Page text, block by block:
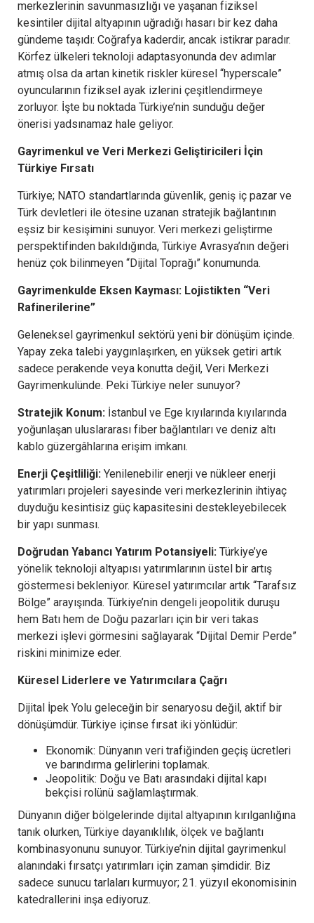
merkezlerinin savunmasızlığı ve yaşanan fiziksel
kesintiler dijital altyapının uğradığı hasarı bir kez daha
gündeme taşıdı: Coğrafya kaderdir, ancak istikrar paradır.
Körfez ülkeleri teknoloji adaptasyonunda dev adımlar
atmış olsa da artan kinetik riskler küresel “hyperscale”
oyuncularının fiziksel ayak izlerini çeşitlendirmeye
zorluyor. İşte bu noktada Türkiye’nin sunduğu değer
önerisi yadsınamaz hale geliyor.
Gayrimenkul ve Veri Merkezi Geliştiricileri İçin
Türkiye Fırsatı
Türkiye; NATO standartlarında güvenlik, geniş iç pazar ve
Türk devletleri ile ötesine uzanan stratejik bağlantının
eşsiz bir kesişimini sunuyor. Veri merkezi geliştirme
perspektifinden bakıldığında, Türkiye Avrasya’nın değeri
henüz çok bilinmeyen “Dijital Toprağı” konumunda.
Gayrimenkulde Eksen Kayması: Lojistikten “Veri
Rafinerilerine”
Geleneksel gayrimenkul sektörü yeni bir dönüşüm içinde.
Yapay zeka talebi yaygınlaşırken, en yüksek getiri artık
sadece perakende veya konutta değil, Veri Merkezi
Gayrimenkulünde. Peki Türkiye neler sunuyor?
Stratejik Konum: İstanbul ve Ege kıyılarında kıyılarında
yoğunlaşan uluslararası fiber bağlantıları ve deniz altı
kablo güzergâhlarına erişim imkanı.
Enerji Çeşitliliği: Yenilenebilir enerji ve nükleer enerji
yatırımları projeleri sayesinde veri merkezlerinin ihtiyaç
duyduğu kesintisiz güç kapasitesini destekleyebilecek
bir yapı sunması.
Doğrudan Yabancı Yatırım Potansiyeli: Türkiye’ye
yönelik teknoloji altyapısı yatırımlarının üstel bir artış
göstermesi bekleniyor. Küresel yatırımcılar artık “Tarafsız
Bölge” arayışında. Türkiye’nin dengeli jeopolitik duruşu
hem Batı hem de Doğu pazarları için bir veri takas
merkezi işlevi görmesini sağlayarak “Dijital Demir Perde”
riskini minimize eder.
Küresel Liderlere ve Yatırımcılara Çağrı
Dijital İpek Yolu geleceğin bir senaryosu değil, aktif bir
dönüşümdür. Türkiye içinse fırsat iki yönlüdür:
Ekonomik: Dünyanın veri trafiğinden geçiş ücretleri
ve barındırma gelirlerini toplamak.
Jeopolitik: Doğu ve Batı arasındaki dijital kapı
bekçisi rolünü sağlamlaştırmak.
Dünyanın diğer bölgelerinde dijital altyapının kırılganlığına
tanık olurken, Türkiye dayanıklılık, ölçek ve bağlantı
kombinasyonunu sunuyor. Türkiye’nin dijital gayrimenkul
alanındaki fırsatçı yatırımları için zaman şimdidir. Biz
sadece sunucu tarlaları kurmuyor; 21. yüzyıl ekonomisinin
katedrallerini inşa ediyoruz.